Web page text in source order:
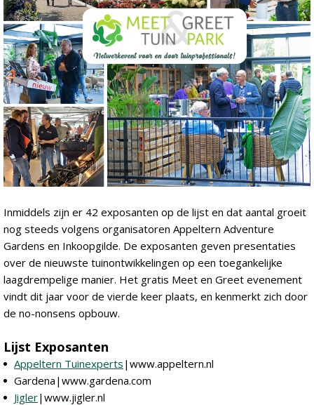
Inmiddels zijn er 42 exposanten op de lijst en dat aantal groeit
nog steeds volgens organisatoren Appeltern Adventure
Gardens en Inkoopgilde. De exposanten geven presentaties
over de nieuwste tuinontwikkelingen op een toegankelijke
laagdrempelige manier. Het gratis Meet en Greet evenement
vindt dit jaar voor de vierde keer plaats, en kenmerkt zich door
de no-nonsens opbouw.
Lijst Exposanten
Appeltern Tuinexperts |www.appeltern.nl
Gardena|www.gardena.com
Jigler|www.jigler.nl